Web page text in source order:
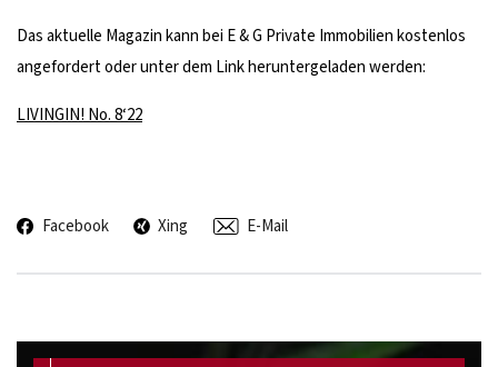
Das aktuelle Magazin kann bei E & G Private Immobilien kostenlos
angefordert oder unter dem Link heruntergeladen werden:
LIVINGIN! No. 8‘22
Facebook Xing E-Mail